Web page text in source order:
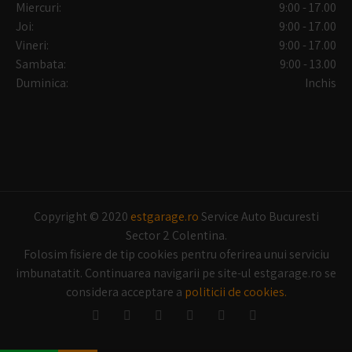
Miercuri:
9:00 - 17.00
Joi:
9:00 - 17.00
Vineri:
9:00 - 17.00
Sambata:
9:00 - 13.00
Duminica:
Inchis
Copyright © 2020 estgarage.roService Auto Bucuresti
Sector 2 Colentina.
Folosim fisiere de tip cookies pentru oferirea unui serviciu
imbunatatit. Continuarea navigarii pe site-ul estgarage.ro se
considera acceptare a politicii de cookies.